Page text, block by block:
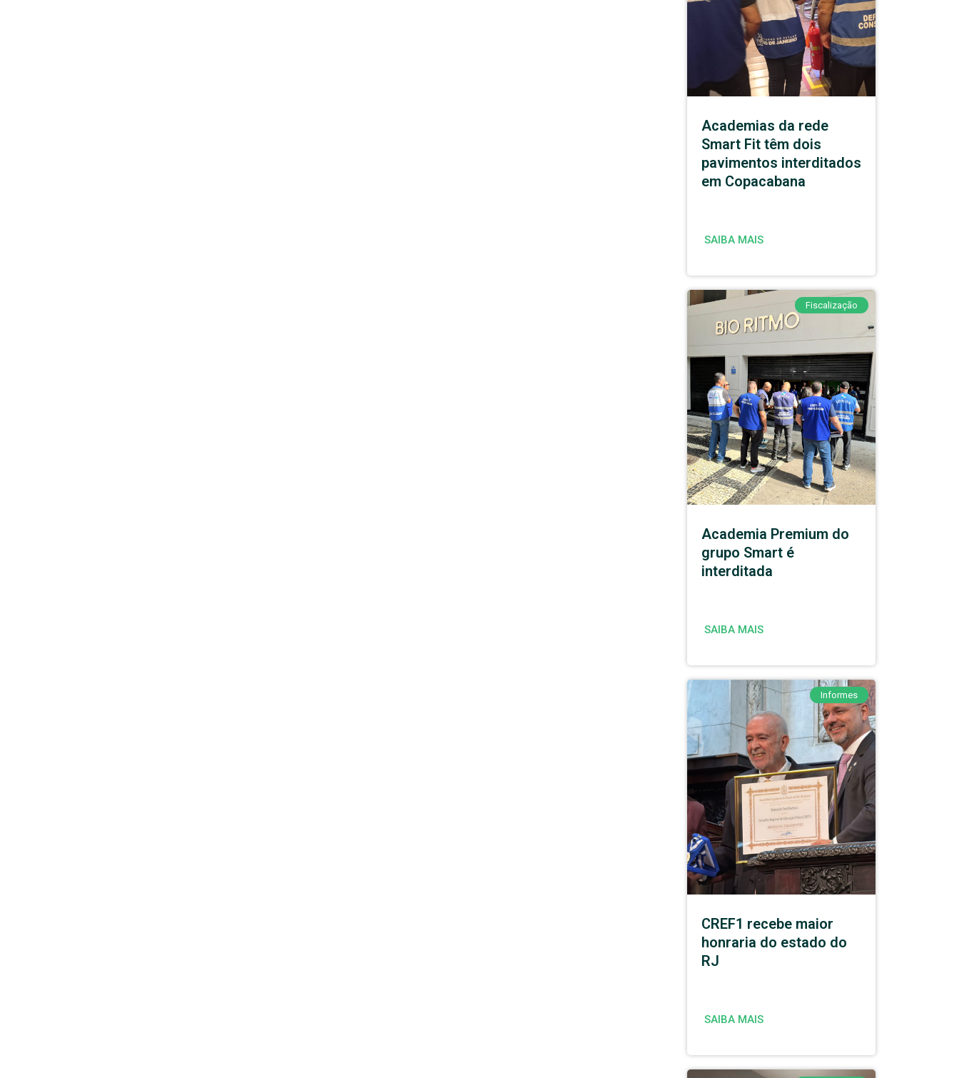
Academias da rede
Smart Fit têm dois
pavimentos interditados
em Copacabana
SAIBA MAIS
Fiscalização
Academia Premium do
grupo Smart é
interditada
SAIBA MAIS
Informes
CREF1 recebe maior
honraria do estado do
RJ
SAIBA MAIS